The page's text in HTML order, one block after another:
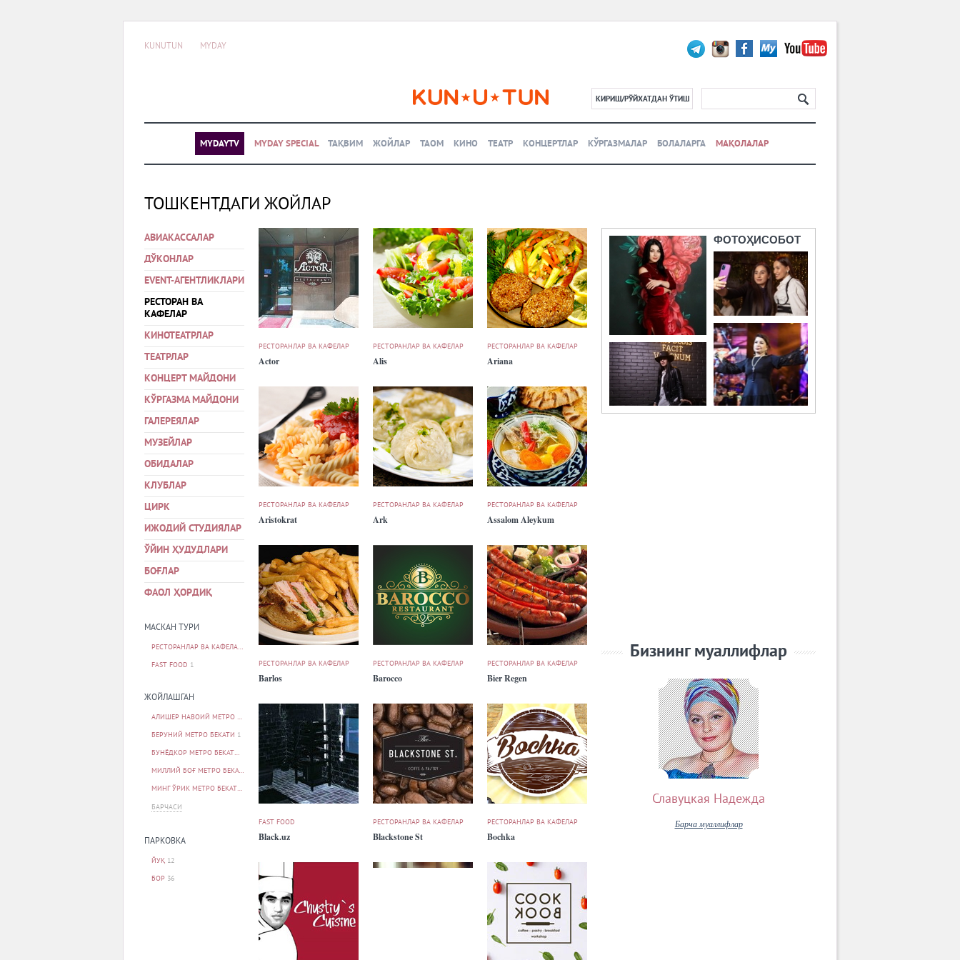
KUNUTUN MYDAY
КИРИШ/РЎЙХАТДАН ЎТИШ
MYDAYTV MYDAY SPECIAL ТАҚВИМ ЖОЙЛАР ТАОМ КИНО ТЕАТР КОНЦЕРТЛАР КЎРГАЗМАЛАР БОЛАЛАРГА МАҚОЛАЛАР
ТОШКЕНТДАГИ ЖОЙЛАР
АВИАКАССАЛАР
ДЎКОНЛАР
EVENT-АГЕНТЛИКЛАРИ
РЕСТОРАН ВА
КАФЕЛАР
КИНОТЕАТРЛАР
ТЕАТРЛАР
КОНЦЕРТ МАЙДОНИ
КЎРГАЗМА МАЙДОНИ
ГАЛЕРЕЯЛАР
МУЗЕЙЛАР
ОБИДАЛАР
КЛУБЛАР
ЦИРК
ИЖОДИЙ СТУДИЯЛАР
ЎЙИН ҲУДУДЛАРИ
БОҒЛАР
ФАОЛ ҲОРДИҚ
МАСКАН ТУРИ
РЕСТОРАНЛАР ВА КАФЕЛАР
FAST FOOD 1
ЖОЙЛАШГАН
АЛИШЕР НАВОИЙ МЕТРО БЕКАТИ 2
БЕРУНИЙ МЕТРО БЕКАТИ 1
БУНЁДКОР МЕТРО БЕКАТИ
МИЛЛИЙ БОҒ МЕТРО БЕКАТИ
МИНГ ЎРИК МЕТРО БЕКАТИ
БАРЧАСИ
ПАРКОВКА
ЙУҚ 12
БОР 36
РЕСТОРАНЛАР ВА КАФЕЛАР
Actor
РЕСТОРАНЛАР ВА КАФЕЛАР
Alis
РЕСТОРАНЛАР ВА КАФЕЛАР
Ariana
РЕСТОРАНЛАР ВА КАФЕЛАР
Aristokrat
РЕСТОРАНЛАР ВА КАФЕЛАР
Ark
РЕСТОРАНЛАР ВА КАФЕЛАР
Assalom Aleykum
РЕСТОРАНЛАР ВА КАФЕЛАР
Barlos
РЕСТОРАНЛАР ВА КАФЕЛАР
Barocco
РЕСТОРАНЛАР ВА КАФЕЛАР
Bier Regen
FAST FOOD
Black.uz
РЕСТОРАНЛАР ВА КАФЕЛАР
Blackstone St
РЕСТОРАНЛАР ВА КАФЕЛАР
Bochka
ФОТОҲИСОБОТ
Бизнинг муаллифлар
Славуцкая Надежда
Барча муаллифлар